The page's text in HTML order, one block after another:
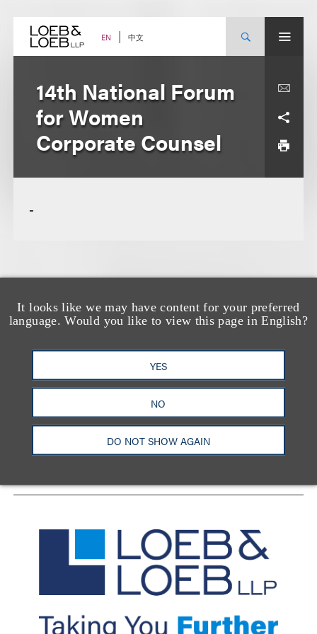
content EN 中文
It looks like we may have content for your preferred
language. Would you like to view this page in English?
YES
NO
DO NOT SHOW AGAIN
14th National Forum
for Women
Corporate Counsel
-
芝加哥
华盛顿特区
旧金山 泰森斯
代表处
香港
Facebook X
联系我们
隐私政策 使用条款 订阅中心